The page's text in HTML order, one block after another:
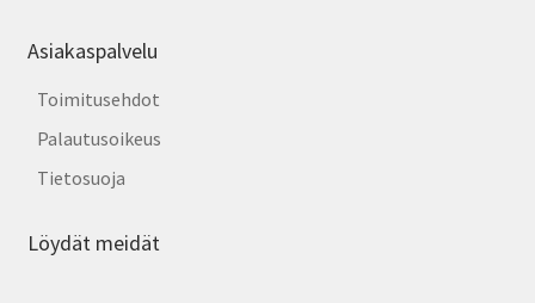
Asiakaspalvelu
Toimitusehdot
Palautusoikeus
Tietosuoja
Löydät meidät